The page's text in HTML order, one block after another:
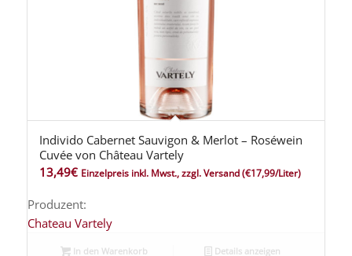
Individo Cabernet Sauvigon & Merlot – Roséwein
Cuvée von Château Vartely
13,49€ Einzelpreis inkl. Mwst., zzgl. Versand(€17,99/Liter)
Produzent:
Chateau Vartely
In den Warenkorb Details anzeigen